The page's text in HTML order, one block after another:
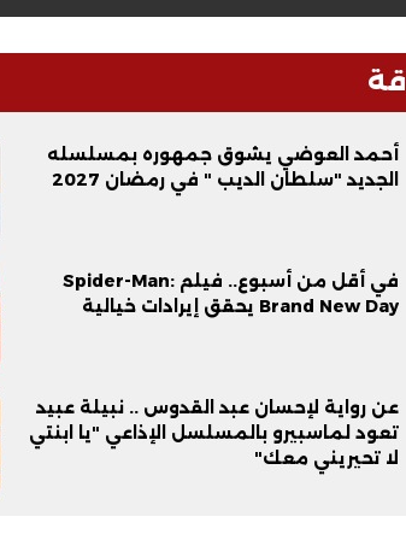
أحمد العوضي يشوق جمهوره بمسلسله
الجديد "سلطان الديب " في رمضان 2027
في أقل من أسبوع.. فيلم Spider-Man:
Brand New Day يحقق إيرادات خيالية
عن رواية لإحسان عبد القدوس .. نبيلة عبيد
تعود لماسبيرو بالمسلسل الإذاعي "يا ابنتي
لا تحيريني معك"